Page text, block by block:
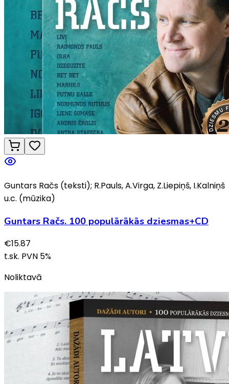
Guntars Račs (teksti); R.Pauls, A.Virga, Z.Liepiņš, I.Kalniņš
u.c. (mūzika)
Guntars Račs. 100 populārākās dziesmas+CD
€15.87
t.sk. PVN 5%
Noliktavā